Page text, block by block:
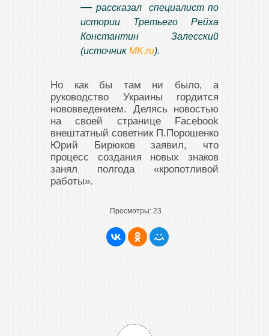
— рассказал специалист по
истории Третьего Рейха
Константин Залесский
(источник MK.ru).
Но как бы там ни было, а
руководство Украины гордится
нововведением. Делясь новостью
на своей странице Facebook
внештатный советник П.Порошенко
Юрий Бирюков заявил, что
процесс создания новых знаков
занял полгода «кропотливой
работы».
Просмотры: 23